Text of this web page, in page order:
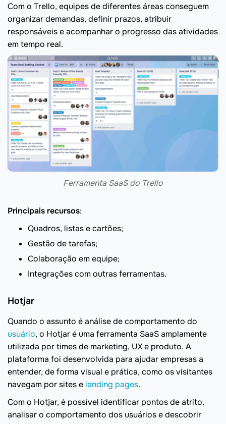
Com o Trello, equipes de diferentes áreas conseguem
organizar demandas, definir prazos, atribuir
responsáveis e acompanhar o progresso das atividades
em tempo real.
Ferramenta SaaS do Trello
Principais recursos:
Quadros, listas e cartões;
Gestão de tarefas;
Colaboração em equipe;
Integrações com outras ferramentas.
Hotjar
Quando o assunto é análise de comportamento do
usuário, o Hotjar é uma ferramenta SaaS amplamente
utilizada por times de marketing, UX e produto. A
plataforma foi desenvolvida para ajudar empresas a
entender, de forma visual e prática, como os visitantes
navegam por sites e landing pages.
Com o Hotjar, é possível identificar pontos de atrito,
analisar o comportamento dos usuários e descobrir